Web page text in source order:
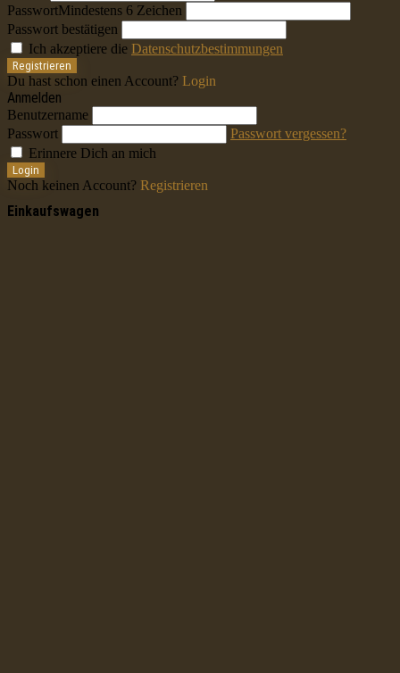
PasswortMindestens 6 Zeichen
Passwort bestätigen
Ich akzeptiere die Datenschutzbestimmungen
Registrieren
Du hast schon einen Account? Login
Anmelden
Benutzername
Passwort
Passwort vergessen?
Erinnere Dich an mich
Login
Noch keinen Account? Registrieren
Einkaufswagen